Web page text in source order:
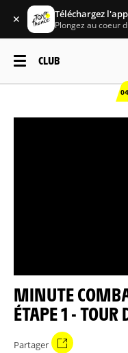
✕ Téléchargez
Plongez au coeur
CLUB
MINUTE COMBATIF CENTURY 21 -
ÉTAPE 1 - TOUR
Partager